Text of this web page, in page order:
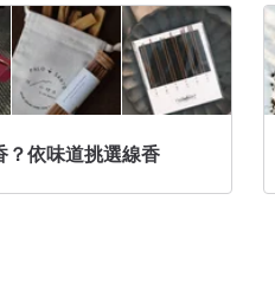
？依味道挑選線香